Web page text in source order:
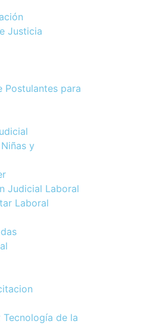
Justicia
Postulantes para
y
Judicial Laboral
Laboral
de la